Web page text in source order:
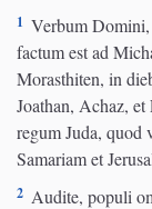
1 Verbum
factum est ad
Morasthiten, in
Joathan, Achaz,
regum Juda, quod
Samariam et
2 Audite, populi